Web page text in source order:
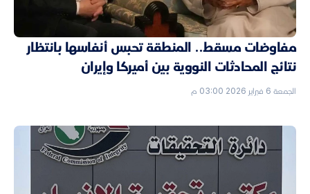
مفاوضات مسقط.. المنطقة تحبس أنفاسها بانتظار
نتائج المحادثات النووية بين أميركا وإيران
الجمعة 6 فبراير 2026 03:00 م